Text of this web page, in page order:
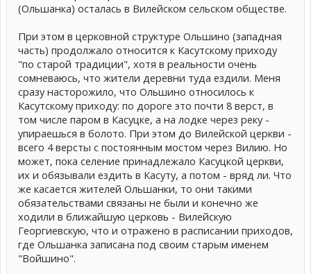
(Ольшанка) осталась в Вилейском сельском обществе.
При этом в церковной структуре Ольшино (западная
часть) продолжало относится к Касутскому приходу
"по старой традиции", хотя в реальности очень
сомневаюсь, что жители деревни туда ездили. Меня
сразу насторожило, что Ольшино относилось к
Касутскому приходу: по дороге это почти 8 верст, в
том числе паром в Касуцке, а на лодке через реку -
упираешься в болото. При этом до Вилейской церкви -
всего 4 версты с постоянным мостом через Вилию. Но
может, пока селение принадлежало Касуцкой церкви,
их и обязывали ездить в Касуту, а потом - вряд ли. Что
же касается жителей Ольшанки, то они такими
обязательствами связаны не были и конечно же
ходили в ближайшую церковь - Вилейскую
Георгиевскую, что и отражено в расписании приходов,
где Ольшанка записана под своим старым именем
"Войшино".